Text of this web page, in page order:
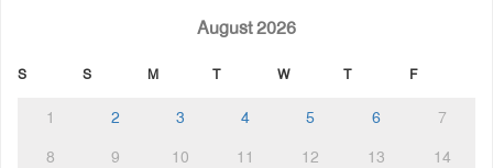
August 2026
S S M T W T F
1 2 3 4 5 6
7
8
9 10 11 12 13
14